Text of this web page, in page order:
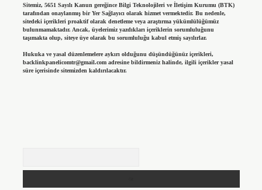
Sitemiz, 5651 Sayılı Kanun gereğince Bilgi Teknolojileri ve İletişim Kurumu (BTK)
tarafından onaylanmış bir Yer Sağlayıcı olarak hizmet vermektedir. Bu nedenle,
sitedeki içerikleri proaktif olarak denetleme veya araştırma yükümlülüğümüz
bulunmamaktadır. Ancak, üyelerimiz yazdıkları içeriklerin sorumluluğunu
taşımakta olup, siteye üye olarak bu sorumluluğu kabul etmiş sayılırlar.
Hukuka ve yasal düzenlemelere aykırı olduğunu düşündüğünüz içerikleri,
backlinkpanelicomtr@gmail.comadresine bildirmeniz halinde, ilgili içerikler yasal
süre içerisinde sitemizden kaldırılacaktır.